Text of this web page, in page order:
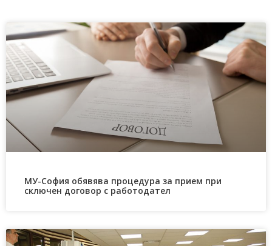
МУ-София обявява процедура за прием при
сключен договор с работодател